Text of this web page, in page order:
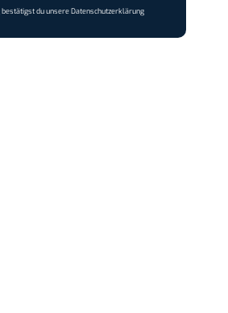
bestätigst du unsereDatenschutzerklärung